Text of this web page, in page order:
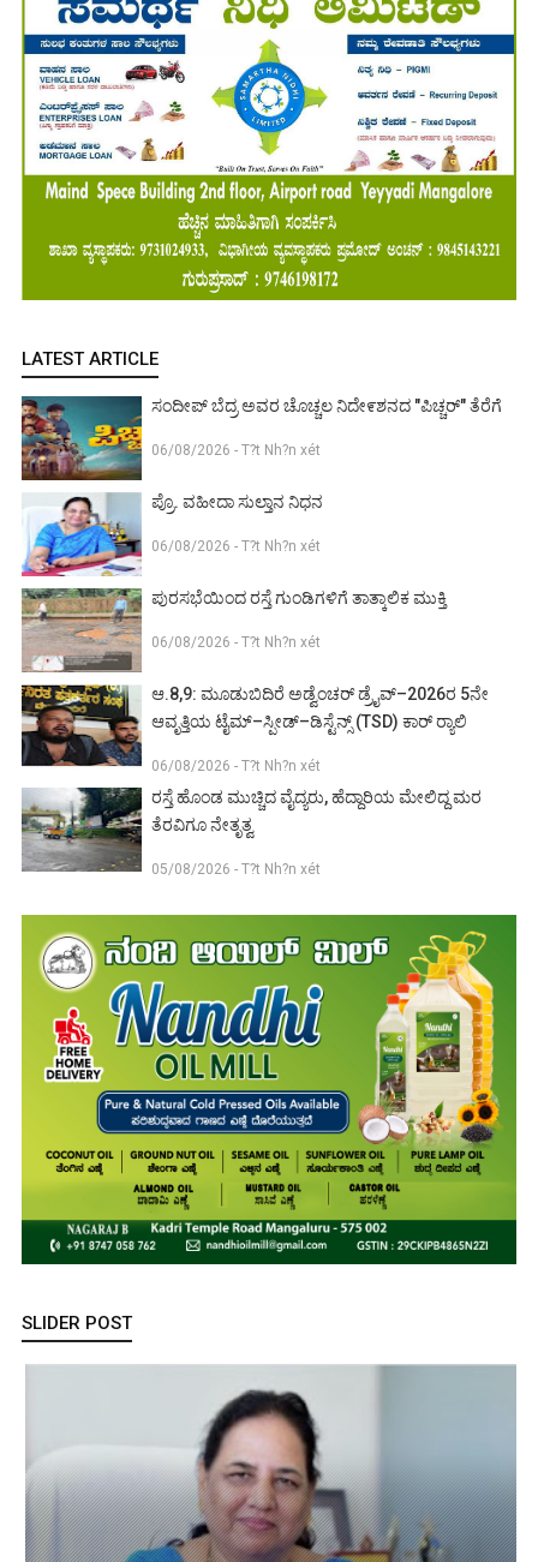
LATEST ARTICLE
ಸಂದೀಪ್ ಬೆದ್ರ ಅವರ ಚೊಚ್ಚಲ ನಿದೇ೯ಶನದ "ಪಿಚ್ಚರ್" ತೆರೆಗೆ
06/08/2026 - T?t Nh?n xét
ಪ್ರೊ. ವಹೀದಾ ಸುಲ್ತಾನ ನಿಧನ
06/08/2026 - T?t Nh?n xét
ಪುರಸಭೆಯಿಂದ ರಸ್ತೆ ಗುಂಡಿಗಳಿಗೆ ತಾತ್ಕಾಲಿಕ ಮುಕ್ತಿ
06/08/2026 - T?t Nh?n xét
ಆ.8,9: ಮೂಡುಬಿದಿರೆ ಅಡ್ವೆಂಚರ್ ಡ್ರೈವ್–2026ರ 5ನೇ
ಆವೃತ್ತಿಯ ಟೈಮ್–ಸ್ಪೀಡ್–ಡಿಸ್ಟೆನ್ಸ್ (TSD) ಕಾರ್ ರ‍್ಯಾಲಿ
06/08/2026 - T?t Nh?n xét
ರಸ್ತೆ ಹೊಂಡ ಮುಚ್ಚಿದ ವೈದ್ಯರು, ಹೆದ್ದಾರಿಯ ಮೇಲಿದ್ದ ಮರ
ತೆರವಿಗೂ ನೇತೃತ್ವ
05/08/2026 - T?t Nh?n xét
SLIDER POST